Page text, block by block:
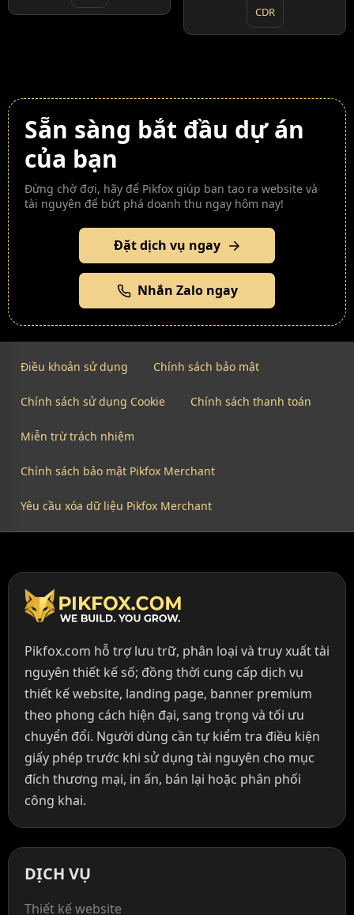
CDR
Sẵn sàng bắt đầu dự án
của bạn
Đừng chờ đợi, hãy để Pikfox giúp bạn tạo ra website và
tài nguyên để bứt phá doanh thu ngay hôm nay!
Đặt dịch vụ ngay
Nhắn Zalo ngay
Điều khoản sử dụng Chính sách bảo mật
Chính sách sử dụng Cookie Chính sách thanh toán
Miễn trừ trách nhiệm
Chính sách bảo mật Pikfox Merchant
Yêu cầu xóa dữ liệu Pikfox Merchant
Pikfox.com hỗ trợ lưu trữ, phân loại và truy xuất tài
nguyên thiết kế số; đồng thời cung cấp dịch vụ
thiết kế website, landing page, banner premium
theo phong cách hiện đại, sang trọng và tối ưu
chuyển đổi. Người dùng cần tự kiểm tra điều kiện
giấy phép trước khi sử dụng tài nguyên cho mục
đích thương mại, in ấn, bán lại hoặc phân phối
công khai.
DỊCH VỤ
Thiết kế website